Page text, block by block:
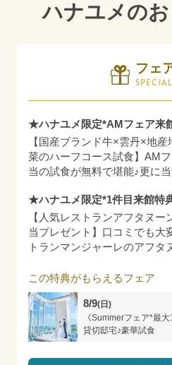
ハナユメの
フェ
★ハナユメ限定*AMフェア来
【国産ブランド牛×雲丹×地
菜のハーフコース試食】AM
当の試食が無料で堪能♪更に
★ハナユメ限定*1件目来館特
【人気レストランアフタヌー
当プレゼント】口コミでも大
トランマンジャーレのアフタ
この特典がもらえるフェア
8/9(日)
《Summerフェア*最
貸切邸宅♪豪華試食